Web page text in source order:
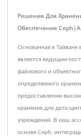
Решения Для
Обеспечение
Основанная в Тайване
является ведущим
файлового и
определяемого
предоставлении
хранения для дата-
учреждений. В наш
основе Ceph,